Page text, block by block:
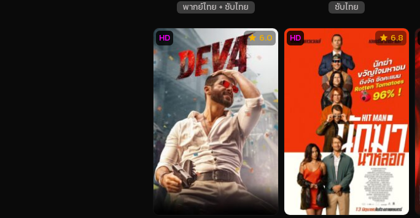
พากย์ไทย + ซับไทย
ซับไทย
6.0
HD 6.8
HD